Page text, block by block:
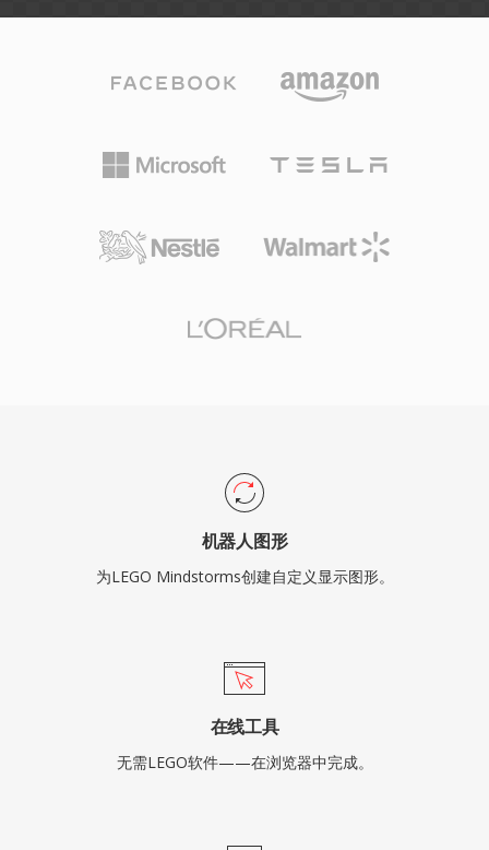
机器人图形
为LEGO Mindstorms创建自定义显示图形。
在线工具
无需LEGO软件——在浏览器中完成。